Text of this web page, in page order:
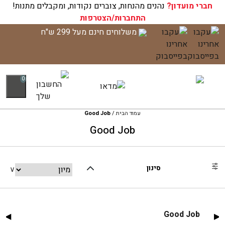
חברי מועדון? נהנים מהנחות, צוברים נקודות, ומקבלים מתנות!
התחברות/הצטרפות
דלג
לתוכן
משלוחים חינם מעל 299 ש"ח
0
עגלת הקניות שלך ריקה כעת!
עמוד הבית/
Good Job
Good Job
סינון
◀ Good Job ▶